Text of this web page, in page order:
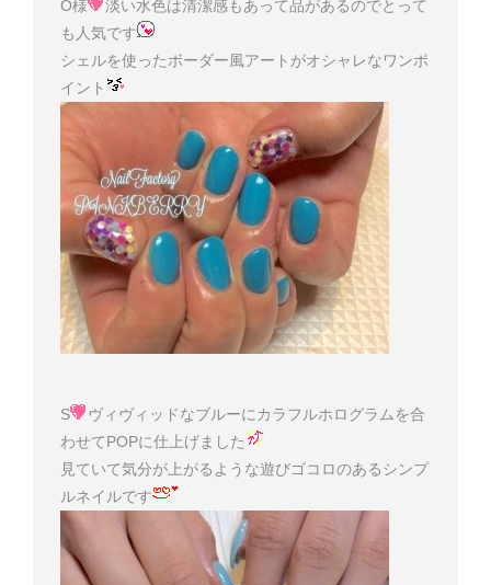
O様
淡い水色は清潔感もあって品があるのでとって
も人気です
シェルを使ったボーダー風アートがオシャレなワンポ
イント
S
ヴィヴィッドなブルーにカラフルホログラムを合
わせてPOPに仕上げました
見ていて気分が上がるような遊びゴコロのあるシンプ
ルネイルです